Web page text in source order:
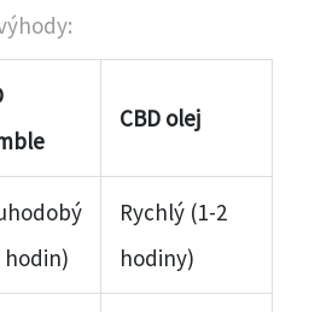
CBD olej
hodin)
Rychlý (1-2
hodiny)